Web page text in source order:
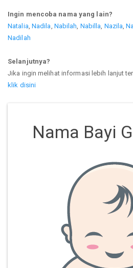
Ingin mencoba nama yang lain?
Natalia Nadila Nabilah Nabilla Nazila ,
Nadilah
Selanjutnya?
Jika ingin melihat informasi lebih lanjut
klik disini
Nama Bayi